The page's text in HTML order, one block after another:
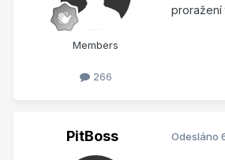
Members
266
proražení
PitBoss Odesláno